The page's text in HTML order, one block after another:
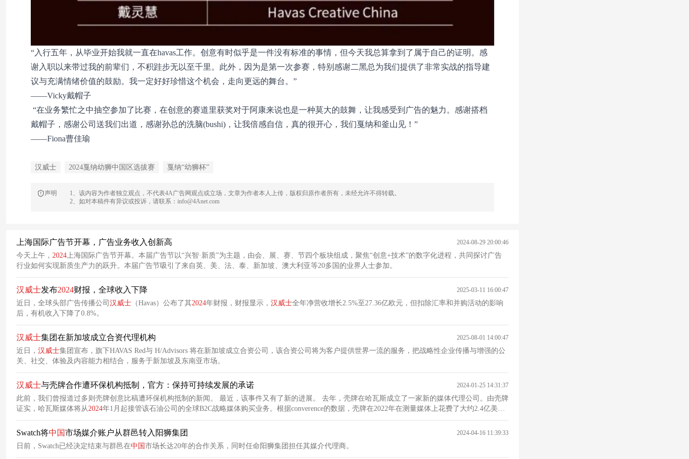
“入行五年，从毕业开始我就一直在havas工作。创意有时似乎是一件没有标准的事情，但今天我总算拿到了属于自己的证明。感
谢入职以来带过我的前辈们，不积跬步无以至千里。此外，因为是第一次参赛，特别感谢二黑总为我们提供了非常实战的指导建
议与充满情绪价值的鼓励。我一定好好珍惜这个机会，走向更远的舞台。”
——Vicky戴帽子
“在业务繁忙之中抽空参加了比赛，在创意的赛道里获奖对于阿康来说也是一种莫大的鼓舞，让我感受到广告的魅力。感谢搭档
戴帽子，感谢公司送我们出道，感谢孙总的洗脑(bushi)，让我倍感自信，真的很开心，我们戛纳和釜山见！”
——Fiona曹佳瑜
汉威士 2024戛纳幼狮中国区选拔赛 戛纳“幼狮杯”
声明
1、该内容为作者独立观点，不代表4A广告网观点或立场，文章为作者本人上传，版权归原作者所有，未经允许不得转载。
2、如对本稿件有异议或投诉，请联系：info@4Anet.com
上海国际广告节开幕，广告业务收入创新高 2024-08-29 20:00:46
今天上午， 2024上海国际广告节开幕。本届广告节以“兴智·新质”为主题，由会、展、赛、节四个板块组成，聚焦“创意+技术”的数字化进程，共同探讨广告
行业如何实现新质生产力的跃升。本届广告节吸引了来自英、美、法、泰、新加坡、澳大利亚等20多国的业界人士参加。
汉 威士发布2024财报，全球收入下降 2025-03-11 16:00:47
近日，全球头部广告传播公司 汉 威士 （Havas）公布了其2024年财报，财报显示， 汉 威士全年净营收增长2.5%至27.36亿欧元，但扣除汇率和并购活动的影响
后，有机收入下降了0.8%。
汉 威士集团在新加坡成立合资代理机构 2025-08-01 14:00:47
近日， 汉 威士集团宣布，旗下HAVAS Red与 H/Advisors 将在新加坡成立合资公司，该合资公司将为客户提供世界一流的服务，把战略性企业传播与增强的公
关、社交、体验及内容能力相结合，服务于新加坡及东南亚市场。
汉 威士与壳牌合作遭环保机构抵制，官方：保持可持续发展的承诺 2024-01-25 14:31:37
此前，我们曾报道过多则壳牌创意比稿遭环保机构抵制的新闻。 最近，该事件又有了新的进展。 去年，壳牌在哈瓦斯成立了一家新的媒体代理公司。由壳牌
证实，哈瓦斯媒体将从2024年1月起接管该石油公司的全球B2C战略媒体购买业务。根据converence的数据，壳牌在2022年在测量媒体上花费了大约2.4亿美
元。
Swatch将中国市场媒介账户从群邑转入阳狮集团 2024-04-16 11:39:33
日前，Swatch已经决定结束与群邑在中国 市场长达20年的合作关系，同时任命阳狮集团担任其媒介代理商。